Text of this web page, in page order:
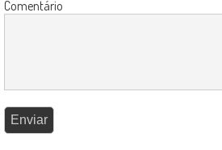
Comentário